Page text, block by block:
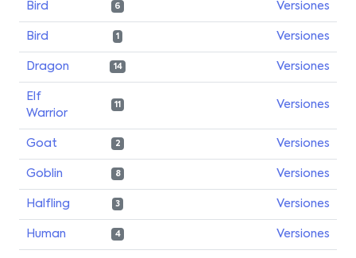
Bird 6 Versiones
Bird 1 Versiones
Dragon 14 Versiones
Elf
Warrior
11 Versiones
Goat 2 Versiones
Goblin 8 Versiones
Halfling 3 Versiones
Human 4 Versiones